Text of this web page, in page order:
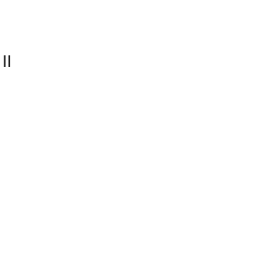
II